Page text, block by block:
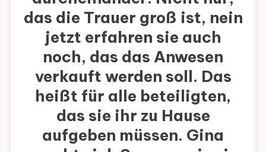
das die Trauer groß ist, nein
jetzt erfahren sie auch
noch, das das Anwesen
verkauft werden soll. Das
heißt für alle beteiligten,
das sie ihr zu Hause
aufgeben müssen. Gina